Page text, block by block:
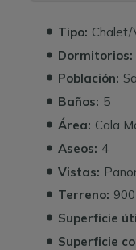
Tipo: Chalet/
Dormitorios:
Población:
Baños: 5
Área: Cala
Aseos: 4
Vistas:
Terreno:
Superficie
Superficie